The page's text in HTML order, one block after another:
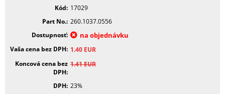
Kód 17029
Part No. 260.1037.0556
Dostupnosť
na objednávku
Vaša cena bez DPH 1.40 EUR
Koncová cena bez
DPH
1.41EUR
DPH 23%